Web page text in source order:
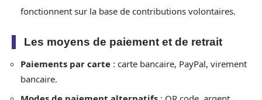
fonctionnent sur la base de contributions volontaires.
Les moyens de paiement et de retrait
Paiements par carte : carte bancaire, PayPal, virement
bancaire.